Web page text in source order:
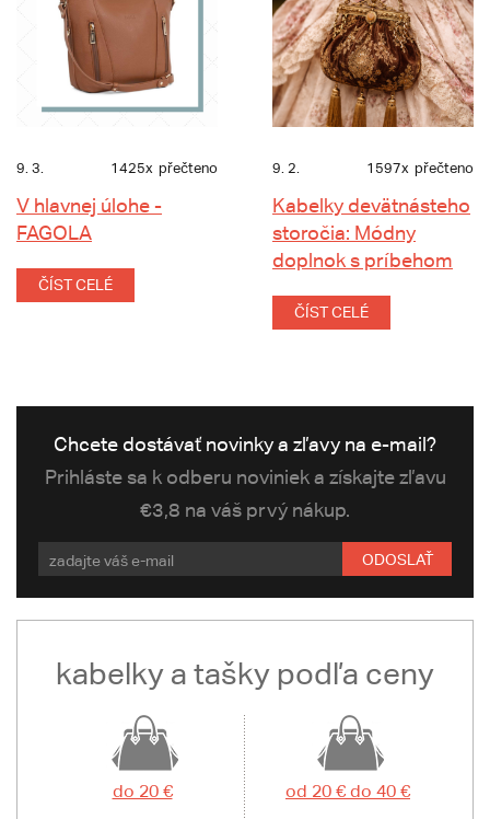
9. 3. 1425x přečteno
V hlavnej úlohe -
FAGOLA
ČÍST CELÉ
9. 2. 1597x přečteno
Kabelky devätnásteho
storočia: Módny
doplnok s príbehom
ČÍST CELÉ
Chcete dostávať novinky a zľavy na e-mail?
Prihláste sa k odberu noviniek a získajte zľavu
€3,8 na váš prvý nákup.
ODOSLAŤ
kabelky a tašky podľa ceny
do 20 € od 20 € do 40 €